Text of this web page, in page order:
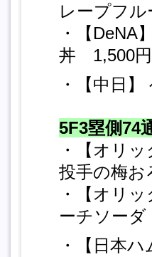
レープフ
・【
丼 1,500円
・【中日
5F3塁側74
・【オリ
投手の梅
・【オリ
ーチソー
・【日本